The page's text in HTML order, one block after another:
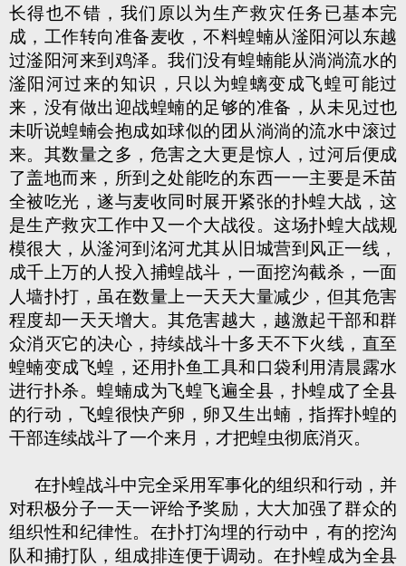
长得也不错，我们原以为生产救灾任务已基本完
成，工作转向准备麦收，不料蝗蝻从滏阳河以东越
过滏阳河来到鸡泽。我们没有蝗蝻能从淌淌流水的
滏阳河过来的知识，只以为蝗螭变成飞蝗可能过
来，没有做出迎战蝗蝻的足够的准备，从未见过也
未听说蝗蝻会抱成如球似的团从淌淌的流水中滚过
来。其数量之多，危害之大更是惊人，过河后便成
了盖地而来，所到之处能吃的东西一一主要是禾苗
全被吃光，遂与麦收同时展开紧张的扑蝗大战，这
是生产救灾工作中又一个大战役。这场扑蝗大战规
模很大，从滏河到洺河尤其从旧城营到风正一线，
成千上万的人投入捕蝗战斗，一面挖沟截杀，一面
人墙扑打，虽在数量上一天天大量减少，但其危害
程度却一天天增大。其危害越大，越激起干部和群
众消灭它的决心，持续战斗十多天不下火线，直至
蝗蝻变成飞蝗，还用扑鱼工具和口袋利用清晨露水
进行扑杀。蝗蝻成为飞蝗飞遍全县，扑蝗成了全县
的行动，飞蝗很快产卵，卵又生出蝻，指挥扑蝗的
干部连续战斗了一个来月，才把蝗虫彻底消灭。
在扑蝗战斗中完全采用军事化的组织和行动，并
对积极分子一天一评给予奖励，大大加强了群众的
组织性和纪律性。在扑打沟埋的行动中，有的挖沟
队和捕打队，组成排连便于调动。在扑蝗成为全县